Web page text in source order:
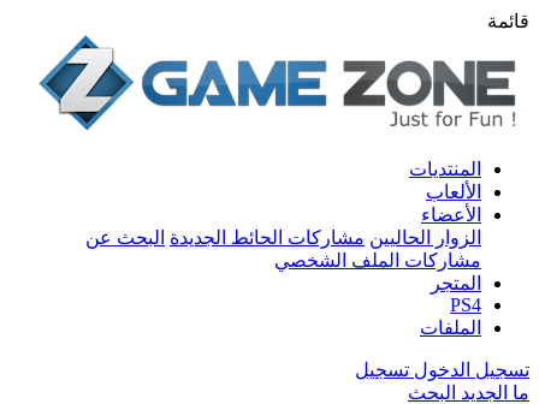
قائمة
المنتديات
الألعاب
الأعضاء
الزوار الحاليين مشاركات الحائط الجديدة البحث عن
مشاركات الملف الشخصي
المتجر
PS4
الملفات
تسجيل الدخول تسجيل
ما الجديد البحث